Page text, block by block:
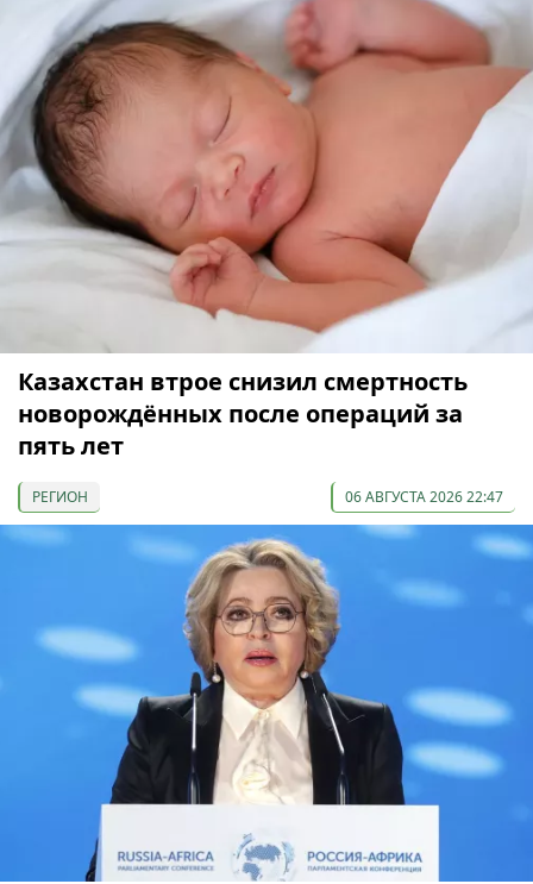
Казахстан втрое снизил смертность
новорождённых после операций за
пять лет
РЕГИОН 06 АВГУСТА 2026 22:47